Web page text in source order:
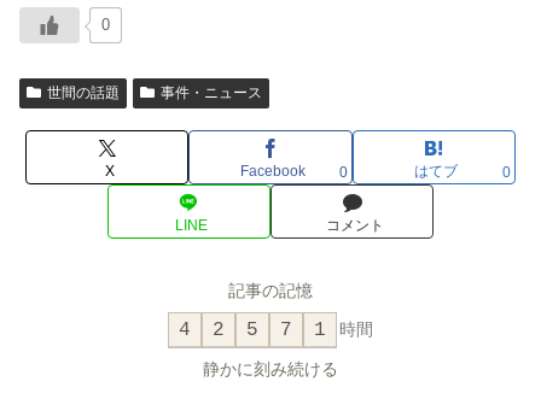
0
世間の話題 事件・ニュース
X Facebook 0 はてブ 0
LINE コメント
記事の記憶
4 2 5 7 1 時間
静かに刻み続ける